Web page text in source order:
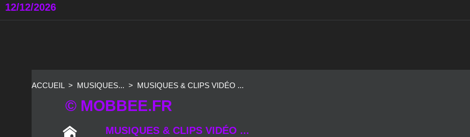
12/12/2026
ACCUEIL > MUSIQUES... > MUSIQUES & CLIPS VIDÉO ...
© MOBBEE.FR
MUSIQUES & CLIPS VIDÉO ...